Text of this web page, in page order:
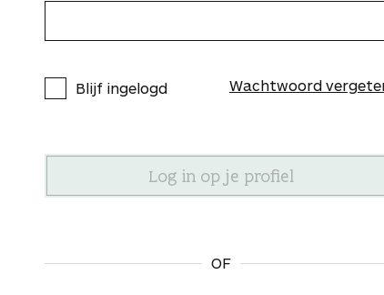
Blijf ingelogd Wachtwoord
OF